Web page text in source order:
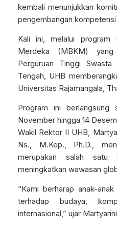
kembali menunjukkan
pengembangan
Kali ini, melalui program
Merdeka (MBKM)
Perguruan Tinggi
Tengah, UHB
Universitas Rajamangala,
Program ini
November hingga 14
Wakil Rektor II UHB,
Ns., M.Kep., Ph.D.,
merupakan salah satu
meningkatkan wawasan
“Kami berharap anak-
terhadap budaya,
internasional,” ujar